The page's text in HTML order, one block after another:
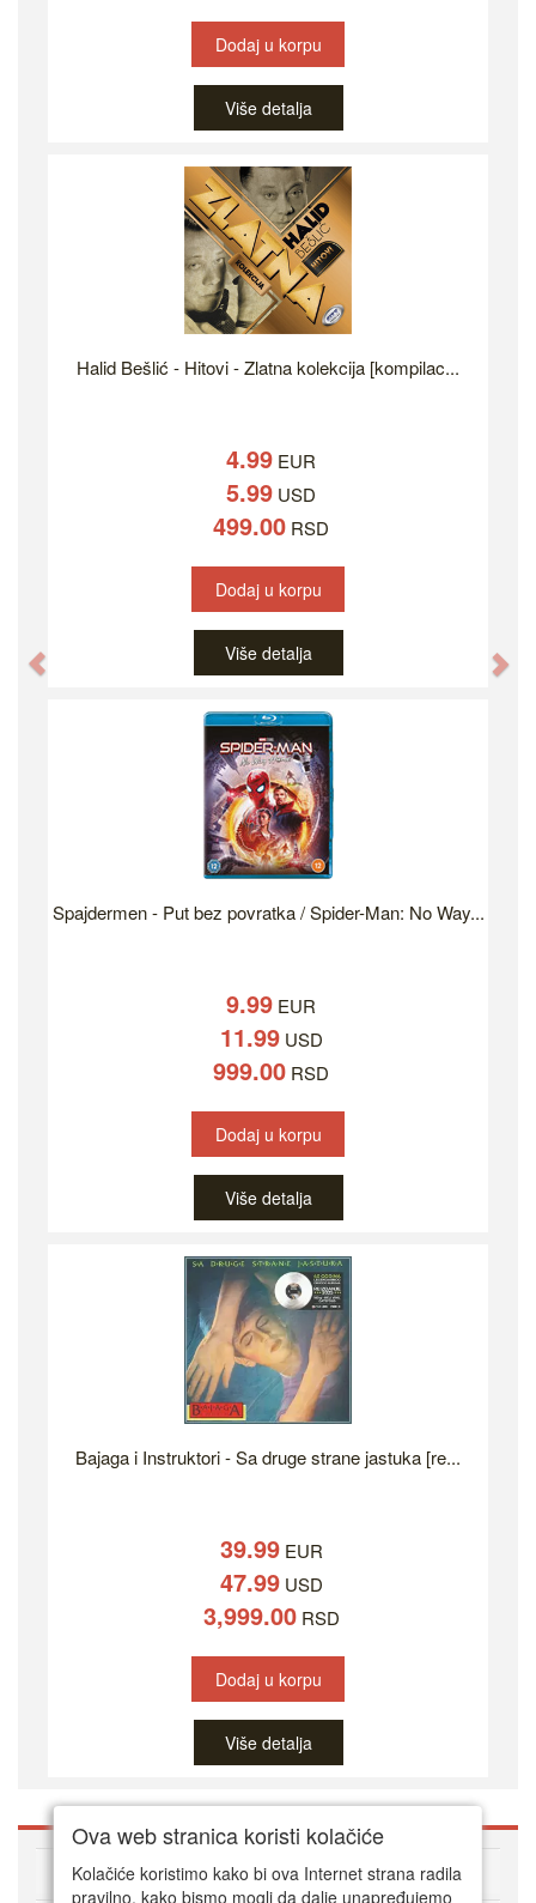
Dodaj u korpu
Više detalja
Halid Bešlić - Hitovi - Zlatna kolekcija [kompilac...
4.99 EUR
5.99 USD
499.00 RSD
Dodaj u korpu
Više detalja
Spajdermen - Put bez povratka / Spider-Man: No Way...
9.99 EUR
11.99USD
999.00 RSD
Dodaj u korpu
Više detalja
Bajaga i Instruktori - Sa druge strane jastuka [re...
39.99EUR
47.99USD
3,999.00RSD
Dodaj u korpu
Više detalja
O DVD Zoni
Ova web stranica koristi kolačiće
Kolačiće koristimo kako bi ova Internet strana radila
pravilno, kako bismo mogli da dalje unapređujemo